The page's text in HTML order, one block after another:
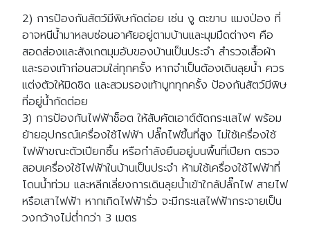
2) การป้องกันสัตว์มีพิษกัดต่อย เช่น งู ตะขาบ แมงป่อง ที่
อาจหนีน้ำมาหลบซ่อนอาศัยอยู่ตามบ้านและมุมมืดต่างๆ คือ
สอดส่องและสังเกตมุมอับของบ้านเป็นประจำ สำรวจเสื้อผ้า
และรองเท้าก่อนสวมใส่ทุกครั้ง หากจำเป็นต้องเดินลุยน้ำ ควร
แต่งตัวให้มิดชิด และสวมรองเท้าบูททุกครั้ง ป้องกันสัตว์มีพิษ
ที่อยู่น้ำกัดต่อย
3) การป้องกันไฟฟ้าซ็อต ให้สับคัตเอาต์ตัดกระแสไฟ พร้อม
ย้ายอุปกรณ์เครื่องใช้ไฟฟ้า ปลั๊กไฟขึ้นที่สูง ไม่ใช้เครื่องใช้
ไฟฟ้าขณะตัวเปียกชื้น หรือกำลังยืนอยู่บนพื้นที่เปียก ตรวจ
สอบเครื่องใช้ไฟฟ้าในบ้านเป็นประจำ ห้ามใช้เครื่องใช้ไฟฟ้าที่
โดนน้ำท่วม และหลีกเลี่ยงการเดินลุยน้ำเข้าใกล้ปลั๊กไฟ สายไฟ
หรือเสาไฟฟ้า หากเกิดไฟฟ้ารั่ว จะมีกระแสไฟฟ้ากระจายเป็น
วงกว้างไม่ต่ำกว่า 3 เมตร